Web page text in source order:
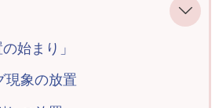
塗装を先延ばしにした家の
始まり」
現象の放置